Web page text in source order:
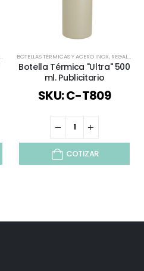
,DÍA DEL TRABAJADOR,
BOTELLAS TÉRMICAS Y ACERO INOX, REGALOS PREMIUM
Botella Térmica "Ultra" 500
ml. Publicitario
SKU: C-T809
COTIZAR